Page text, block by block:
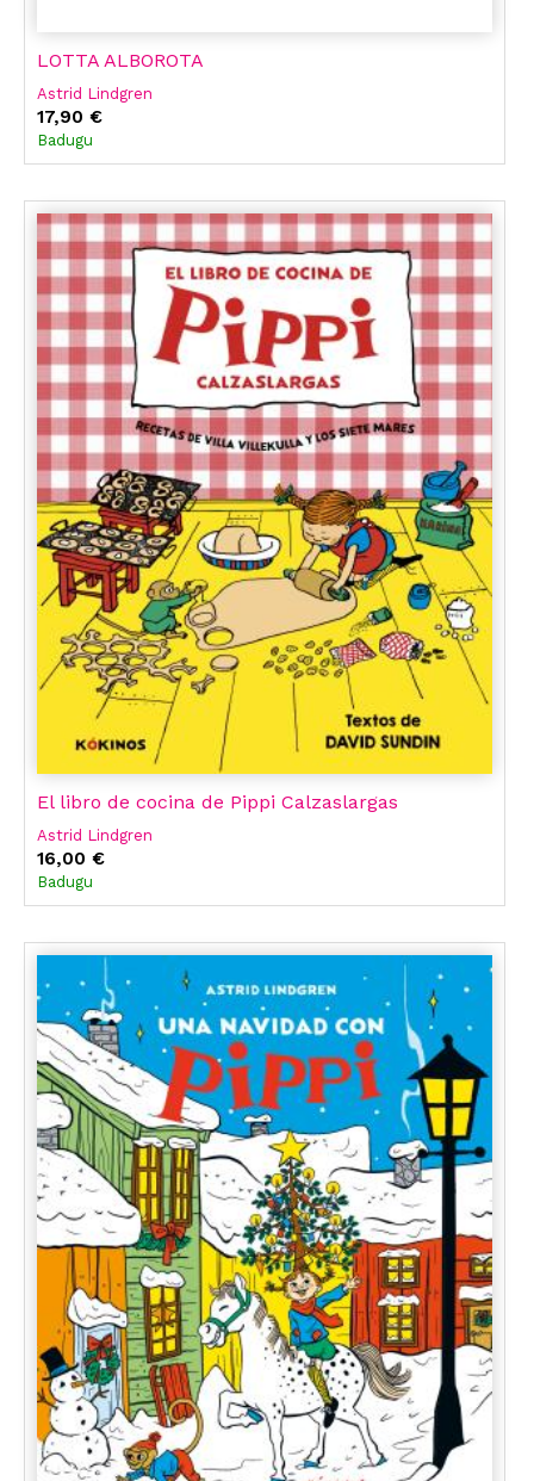
LOTTA ALBOROTA
Astrid Lindgren
17,90 €
Badugu
El libro de cocina de Pippi Calzaslargas
Astrid Lindgren
16,00 €
Badugu